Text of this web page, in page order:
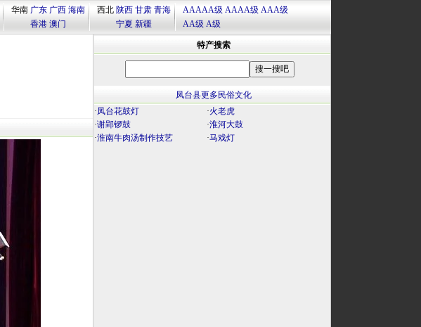
华南 广东 广西 海南
香港 澳门
西北 陕西 甘肃 青海
宁夏 新疆
AAAAA级 AAAA级 AAA级
AA级 A级
特产搜索
凤台县更多民俗文化
·凤台花鼓灯 ·火老虎
·谢郢锣鼓 ·淮河大鼓
·淮南牛肉汤制作技艺 ·马戏灯